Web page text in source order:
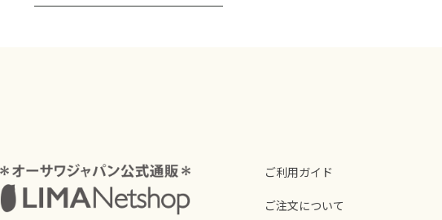
ご利用ガイド
ご注文について